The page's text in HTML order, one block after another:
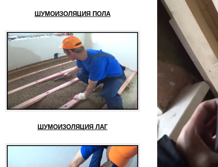
ШУМОИЗОЛЯЦИЯ ПОЛА
ШУМОИЗОЛЯЦИЯ ЛАГ